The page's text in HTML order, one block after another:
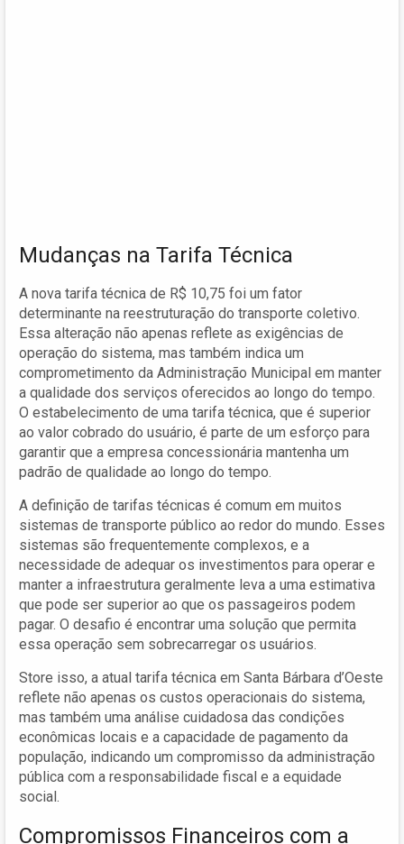
Mudanças na Tarifa Técnica
A nova tarifa técnica de R$ 10,75 foi um fator
determinante na reestruturação do transporte coletivo.
Essa alteração não apenas reflete as exigências de
operação do sistema, mas também indica um
comprometimento da Administração Municipal em manter
a qualidade dos serviços oferecidos ao longo do tempo.
O estabelecimento de uma tarifa técnica, que é superior
ao valor cobrado do usuário, é parte de um esforço para
garantir que a empresa concessionária mantenha um
padrão de qualidade ao longo do tempo.
A definição de tarifas técnicas é comum em muitos
sistemas de transporte público ao redor do mundo. Esses
sistemas são frequentemente complexos, e a
necessidade de adequar os investimentos para operar e
manter a infraestrutura geralmente leva a uma estimativa
que pode ser superior ao que os passageiros podem
pagar. O desafio é encontrar uma solução que permita
essa operação sem sobrecarregar os usuários.
Store isso, a atual tarifa técnica em Santa Bárbara d’Oeste
reflete não apenas os custos operacionais do sistema,
mas também uma análise cuidadosa das condições
econômicas locais e a capacidade de pagamento da
população, indicando um compromisso da administração
pública com a responsabilidade fiscal e a equidade
social.
Compromissos Financeiros com a